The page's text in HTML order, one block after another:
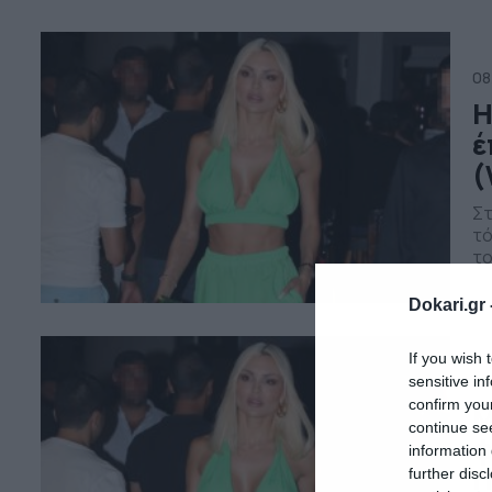
Dokari.gr
If you wish
sensitive
confirm
continue
information
further